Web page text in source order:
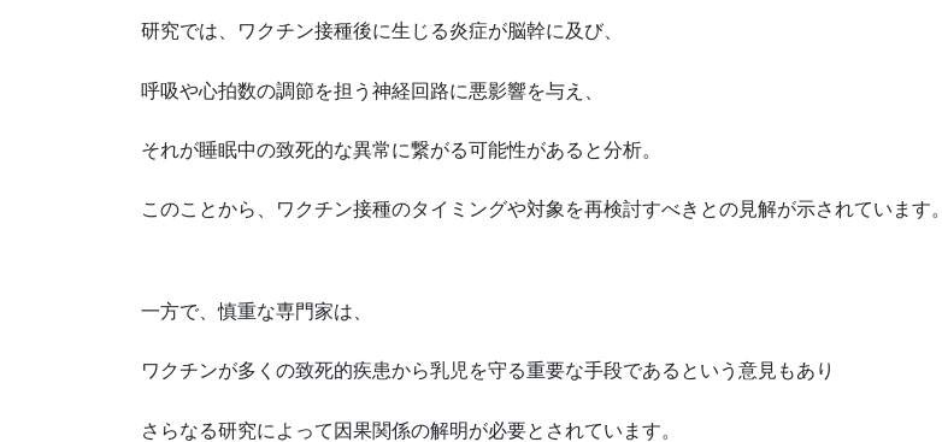
研究では、ワクチン接種後に生じる炎症が脳幹に及び、
呼吸や心拍数の調節を担う神経回路に悪影響を与え、
それが睡眠中の致死的な異常に繋がる可能性があると分析。
このことから、ワクチン接種のタイミングや対象を再検討すべきとの見解が示されています。
一方で、慎重な専門家は、
ワクチンが多くの致死的疾患から乳児を守る重要な手段であるという意見もあり
さらなる研究によって因果関係の解明が必要とされています。